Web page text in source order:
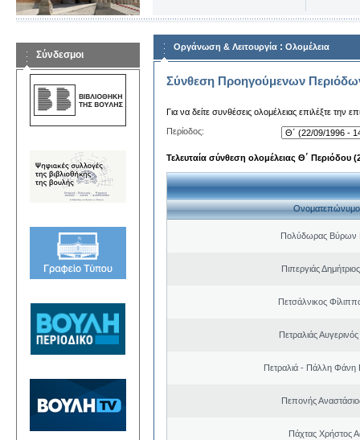
Σύνδεσμοι
Οργάνωση & Λειτουργία : Ολομέλεια
Σύνθεση Προηγούμενων
Για να δείτε συνθέσεις ολομέλειας επιλέξτε την
Περίοδος:
Τελευταία σύνθεση ολομέλειας Θ΄ Περιόδου
Ονοματεπώνυμο
Πολύδωρας Βύρων
Πιπεργιάς
Πετσάλνικος
Πετραλιάς
Πετραλιά - Πάλλη Φάνη
Πεπονής
Πάχτας Χρήστος